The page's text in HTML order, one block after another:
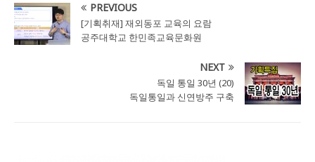
PREVIOUS
[기획취재] 재외동포 교육의 요람
공주대학교 한민족교육문화원
NEXT
독일 통일 30년 (20)
독일통일과 신연방주 구축